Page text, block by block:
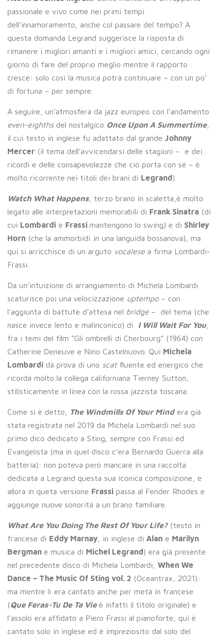
passionale e vivo come nei primi tempi
dell’innamoramento, anche col passare del tempo? A
questa domanda Legrand suggerisce la risposta di
rimanere i migliori amanti e i migliori amici, cercando ogni
giorno di fare del proprio meglio mentre il rapporto
cresce: solo così la musica potrà continuare – con un po’
di fortuna – per sempre.
A seguire, un’atmosfera da jazz europeo con l’andamento
even-eighthsdel nostalgico Once Upon A Summertime,
il cui testo in inglese fu adattato dal grande Johnny
Mercer (il tema dell’avvicendarsi delle stagioni – e dei
ricordi e delle consapevolezze che ciò porta con sé – è
molto ricorrente nei titoli dei brani di Legrand).
Watch What Happens, terzo brano in scaletta,è molto
legato alle interpretazioni memorabili di Frank Sinatra (di
cui Lombardi e Frassi mantengono lo swing) e di Shirley
Horn (che la ammorbidì in una languida bossanova), ma
qui si arricchisce di un arguto vocalese a firma Lombardi-
Frassi.
Da un’intuizione di arrangiamento di Michela Lombardi
scaturisce poi una velocizzazione uptempo – con
l’aggiunta di battute d’attesa nel bridge – del tema (che
nasce invece lento e malinconico) di I Will Wait For You,
fra i temi del film “Gli ombrelli di Cherbourg” (1964) con
Catherine Deneuve e Nino Castelnuovo. Qui Michela
Lombardi dà prova di uno scatfluente ed energico che
ricorda molto la collega californiana Tierney Sutton,
stilisticamente in linea con la rossa jazzista toscana.
Come si è detto, The Windmills Of Your Mindera già
stata registrata nel 2019 da Michela Lombardi nel suo
primo dico dedicato a Sting, sempre con Frassi ed
Evangelista (ma in quel disco c’era Bernardo Guerra alla
batteria): non poteva però mancare in una raccolta
dedicata a Legrand questa sua iconica composizione, e
allora in queta versione Frassi passa al Fender Rhodes e
aggiunge nuove sonorità a un brano familiare.
What Are You Doing The Rest Of Your Life?(testo in
francese di Eddy Marnay , in inglese di Alan e Marilyn
Bergman e musica di Michel Legrand) era già presente
nel precedente disco di Michela Lombardi, When We
Dance – The Music Of Sting vol. 2 (Oceantrax, 2021):
ma mentre lì era cantato anche per metà in francese
(Que Feras-Tu De Ta Vie è infatti il titolo originale) e
l’assolo era affidato a Piero Frassi al pianoforte, qui è
cantato solo in inglese ed è impreziosito dal solo del